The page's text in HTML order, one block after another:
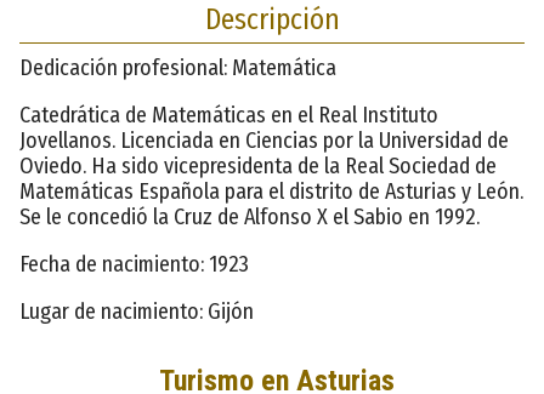
Descripción
Dedicación profesional: Matemática
Catedrática de Matemáticas en el Real Instituto
Jovellanos. Licenciada en Ciencias por la Universidad de
Oviedo. Ha sido vicepresidenta de la Real Sociedad de
Matemáticas Española para el distrito de Asturias y León.
Se le concedió la Cruz de Alfonso X el Sabio en 1992.
Fecha de nacimiento: 1923
Lugar de nacimiento: Gijón